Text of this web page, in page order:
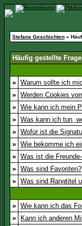
Stefans Geschichten »
Häufig gestellte
» Warum sollte ich
» Werden Cookies
» Wie kann ich mein
» Was kann ich tun,
» Wofür ist die
» Wie bekomme ich
» Was ist die
» Was sind Favoriten?
» Was sind Rangtitel
» Wie kann ich das
»
Kann ich anderen